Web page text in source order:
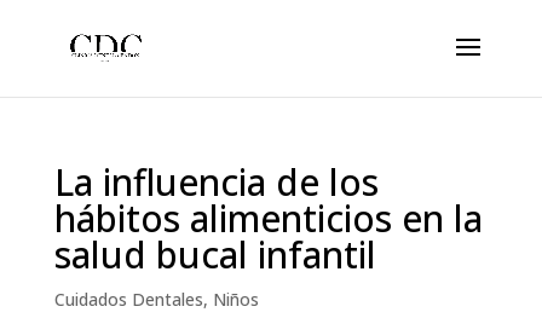
La influencia de los
hábitos alimenticios en la
salud bucal infantil
Cuidados Dentales, Niños